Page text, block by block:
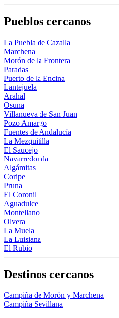
Pueblos cercanos
La Puebla de Cazalla
Marchena
Morón de la Frontera
Paradas
Puerto de la Encina
Lantejuela
Arahal
Osuna
Villanueva de San Juan
Pozo Amargo
Fuentes de Andalucía
La Mezquitilla
El Saucejo
Navarredonda
Algámitas
Coripe
Pruna
El Coronil
Aguadulce
Montellano
Olvera
La Muela
La Luisiana
El Rubio
Destinos cercanos
Campiña de Morón y Marchena
Campiña Sevillana